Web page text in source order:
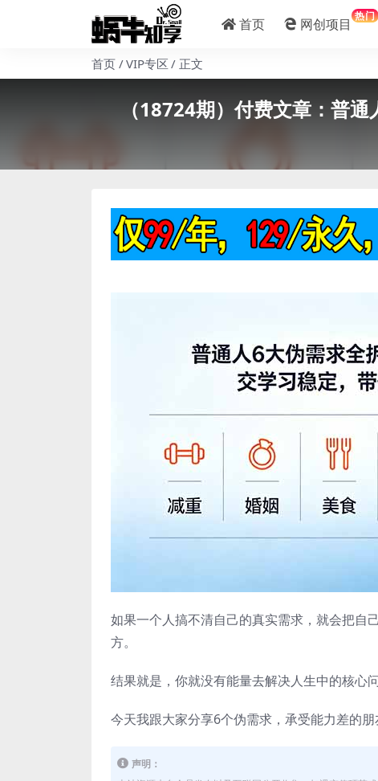
首页 网创项目 热门
首页 VIP专区 正文
（18724期）付费文章：普
如果一个人搞不清自己的真实需求，就会把自
方。
结果就是，你就没有能量去解决人生中的核心问
今天我跟大家分享6个伪需求，承受能力差的朋
声明：